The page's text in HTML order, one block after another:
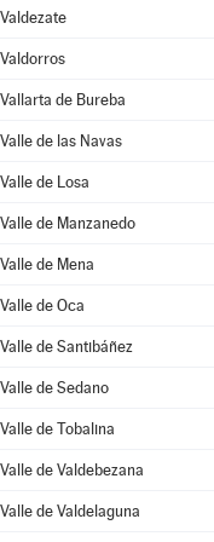
Valdezate
Valdorros
Vallarta de Bureba
Valle de las Navas
Valle de Losa
Valle de Manzanedo
Valle de Mena
Valle de Oca
Valle de Santibáñez
Valle de Sedano
Valle de Tobalina
Valle de Valdebezana
Valle de Valdelaguna